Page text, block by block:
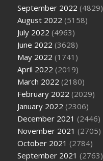
September 2022 (4829)
August 2022 (5158)
July 2022 (4963)
June 2022 (3628)
May 2022 (1741)
April 2022 (2019)
March 2022 (2180)
February 2022 (2029)
January 2022 (2306)
December 2021 (2446)
November 2021 (2705)
October 2021 (2784)
September 2021 (2763)